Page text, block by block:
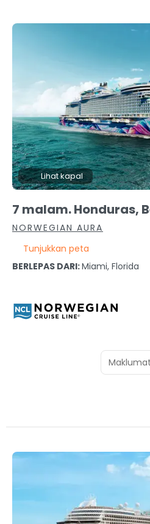
Lihat kapal
7 malam. Honduras,
NORWEGIAN AURA
Tunjukkan peta
BERLEPAS DARI:Miami, Florida